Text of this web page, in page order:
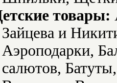
товары:
Зайцева и
Аэроподарки,
салютов,